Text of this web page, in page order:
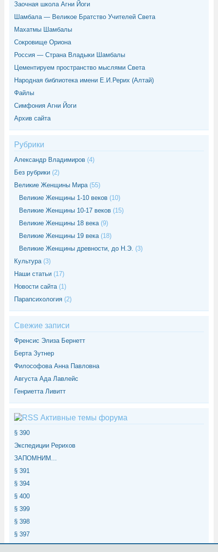
Заочная школа Агни Йоги
Шамбала — Великое Братство Учителей Света
Махатмы Шамбалы
Сокровище Ориона
Россия — Страна Владыки Шамбалы
Цементируем пространство мыслями Света
Народная библиотека имени Е.И.Рерих (Алтай)
Файлы
Симфония Агни Йоги
Архив сайта
Рубрики
Александр Владимиров (4)
Без рубрики (2)
Великие Женщины Мира(55)
Великие Женщины 1-10 веков (10)
Великие Женщины 10-17 веков (15)
Великие Женщины 18 века(9)
Великие Женщины 19 века(18)
Великие Женщины древности, до Н.Э. (3)
Культура(3)
Наши статьи (17)
Новости сайта(1)
Парапсихология (2)
Свежие записи
Френсис Элиза Бернетт
Берта Зутнер
Философова Анна Павловна
Августа Ада Лавлейс
Генриетта Ливитт
Активные темы форума
§ 390
Экспедиции Рерихов
ЗАПОМНИМ...
§ 391
§ 394
§ 400
§ 399
§ 398
§ 397